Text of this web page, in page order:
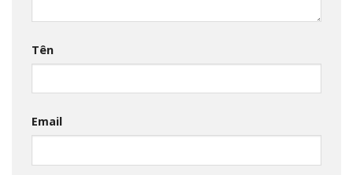
Tên
Email